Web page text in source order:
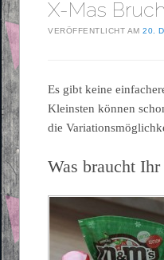
X-Mas
VERÖFFENTLICHT AM20.
Es gibt keine
Kleinsten können
die
Was braucht